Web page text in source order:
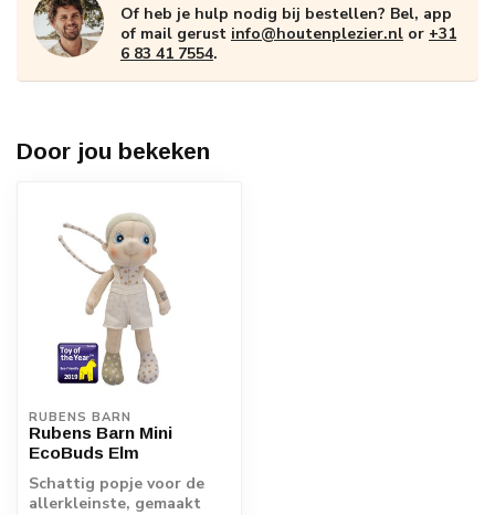
Of heb je hulp nodig bij bestellen? Bel, app
of mail gerust info@houtenplezier.nl or +31
6 83 41 7554.
Door jou bekeken
RUBENS BARN
Rubens Barn Mini
EcoBuds Elm
Schattig popje voor de
allerkleinste, gemaakt